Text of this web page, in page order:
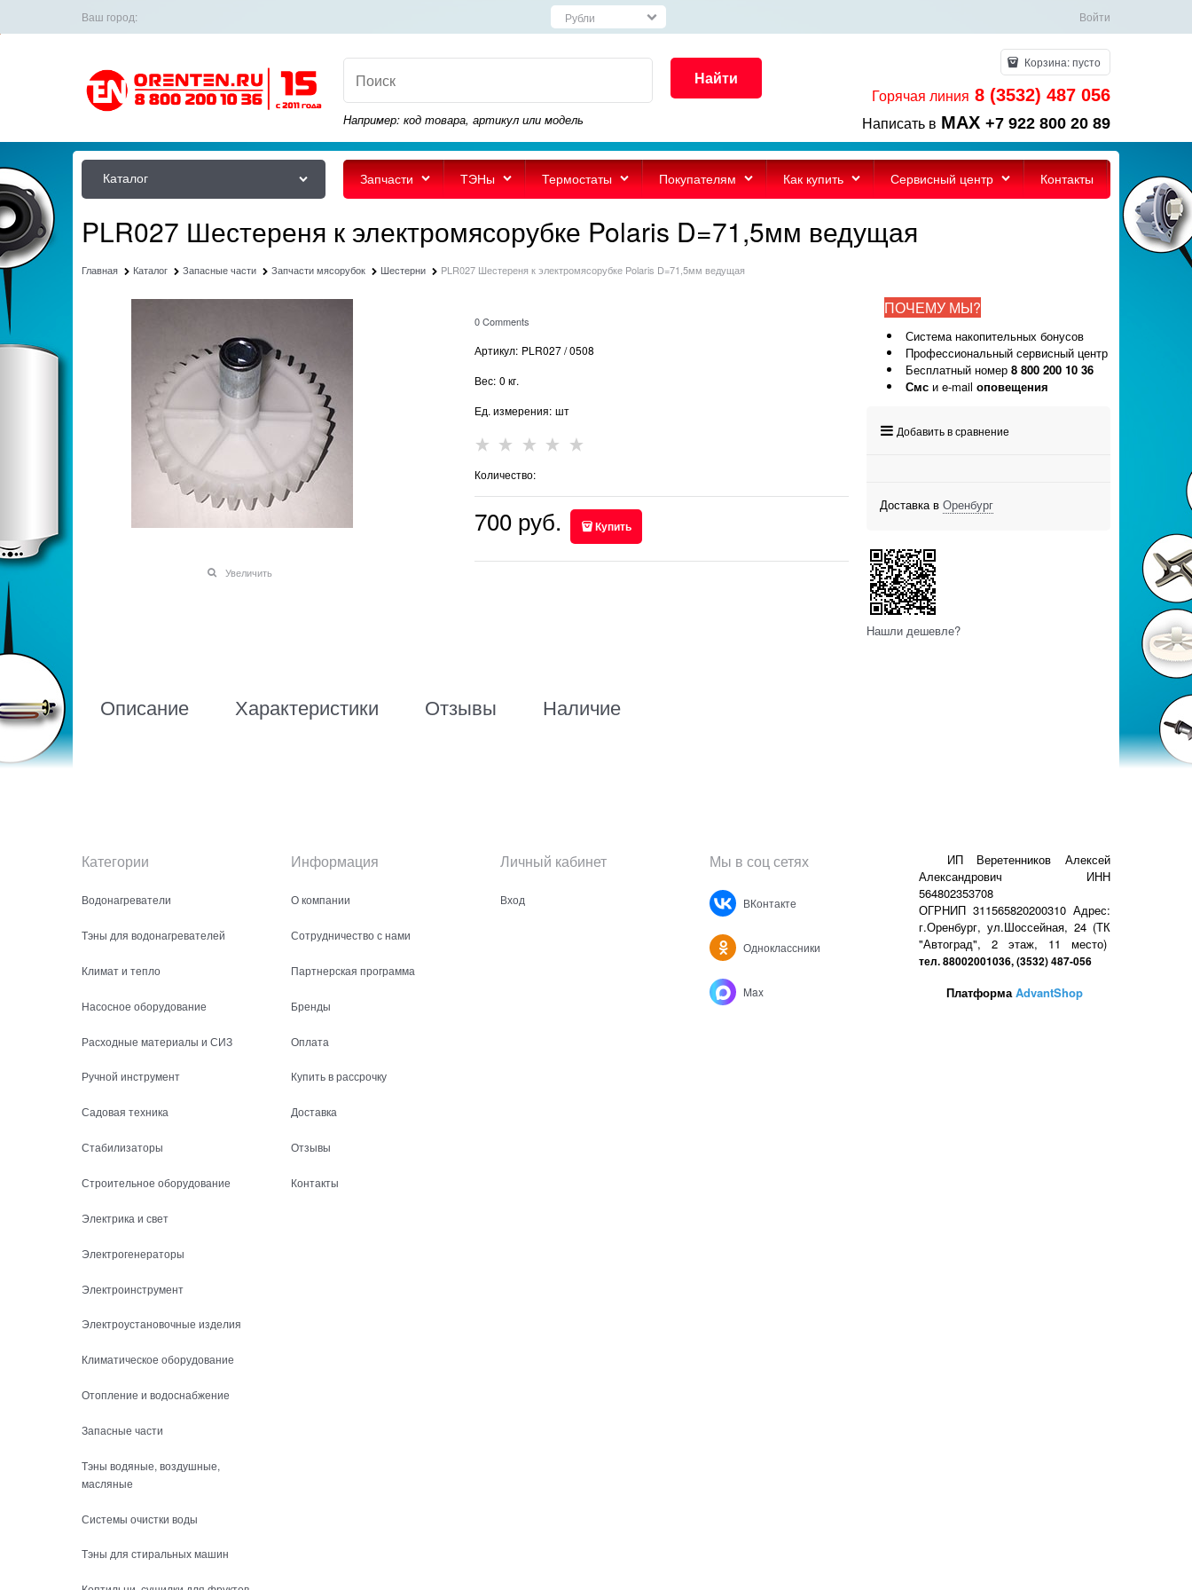
Ваш город: Войти
Найти
Например: код товара, артикул или модель
Корзина:пусто
Горячая линия 8 (3532) 487 056
Написать в MAX +7 922 800 20 89
Каталог Запчасти ТЭНы Термостаты Покупателям Как купить Сервисный центр Контакты
PLR027 Шестереня к электромясорубке Polaris D=71,5мм ведущая
Главная Каталог Запасные части Запчасти мясорубок Шестерни PLR027 Шестереня к электромясорубке Polaris D=71,5мм ведущая
Увеличить
0 Comments
Артикул: PLR027 / 0508
Вес: 0 кг.
Ед. измерения: шт
Количество:
700 руб. Купить
Описание Характеристики Отзывы Наличие
ПОЧЕМУ МЫ?
Система накопительных бонусов
Профессиональный сервисный центр
Бесплатный номер 8 800 200 10 36
Смс и e-mail оповещения
Добавить в сравнение
Доставка в Оренбург
Нашли дешевле?
Категории
Водонагреватели
Тэны для водонагревателей
Климат и тепло
Насосное оборудование
Расходные материалы и СИЗ
Ручной инструмент
Садовая техника
Стабилизаторы
Строительное оборудование
Электрика и свет
Электрогенераторы
Электроинструмент
Электроустановочные изделия
Климатическое оборудование
Отопление и водоснабжение
Запасные части
Тэны водяные, воздушные,
масляные
Системы очистки воды
Тэны для стиральных машин
Информация
О компании
Сотрудничество с нами
Партнерская программа
Бренды
Оплата
Купить в рассрочку
Доставка
Отзывы
Контакты
Личный кабинет
Вход
Мы в соц сетях
ВКонтакте
Одноклассники
Max
ИП Веретенников Алексей
Александрович ИНН
564802353708
ОГРНИП 311565820200310 Адрес:
г.Оренбург, ул.Шоссейная, 24 (ТК
"Автоград", 2 этаж, 11 место)
тел. 88002001036, (3532) 487-056
ПлатформаAdvantShop